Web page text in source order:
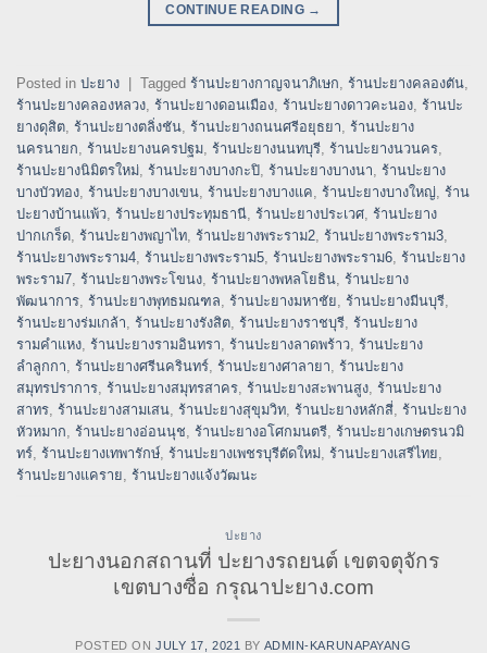
CONTINUE READING →
Posted in ปะยาง Tagged ร้านปะยางกาญจนาภิเษก, ร้านปะยางคลองตัน,
ร้านปะยางคลองหลวง, ร้านปะยางดอนเมือง, ร้านปะยางดาวคะนอง, ร้านปะ
ยางดุสิต, ร้านปะยางตลิ่งชัน, ร้านปะยางถนนศรีอยุธยา, ร้านปะยาง
นครนายก, ร้านปะยางนครปฐม, ร้านปะยางนนทบุรี, ร้านปะยางนวนคร,
ร้านปะยางนิมิตรใหม่, ร้านปะยางบางกะปิ, ร้านปะยางบางนา, ร้านปะยาง
บางบัวทอง, ร้านปะยางบางเขน, ร้านปะยางบางแค, ร้านปะยางบางใหญ่, ร้าน
ปะยางบ้านแพ้ว, ร้านปะยางประทุมธานี, ร้านปะยางประเวศ, ร้านปะยาง
ปากเกร็ด, ร้านปะยางพญาไท, ร้านปะยางพระราม2, ร้านปะยางพระราม3,
ร้านปะยางพระราม4, ร้านปะยางพระราม5, ร้านปะยางพระราม6, ร้านปะยาง
พระราม7, ร้านปะยางพระโขนง, ร้านปะยางพหลโยธิน, ร้านปะยาง
พัฒนาการ, ร้านปะยางพุทธมณฑล, ร้านปะยางมหาชัย, ร้านปะยางมีนบุรี,
ร้านปะยางร่มเกล้า, ร้านปะยางรังสิต, ร้านปะยางราชบุรี, ร้านปะยาง
รามคำแหง, ร้านปะยางรามอินทรา, ร้านปะยางลาดพร้าว, ร้านปะยาง
ลำลูกกา, ร้านปะยางศรีนครินทร์, ร้านปะยางศาลายา, ร้านปะยาง
สมุทรปราการ, ร้านปะยางสมุทรสาคร, ร้านปะยางสะพานสูง, ร้านปะยาง
สาทร, ร้านปะยางสามเสน, ร้านปะยางสุขุมวิท, ร้านปะยางหลักสี่, ร้านปะยาง
หัวหมาก, ร้านปะยางอ่อนนุช, ร้านปะยางอโศกมนตรี, ร้านปะยางเกษตรนวมิ
ทร์, ร้านปะยางเทพารักษ์, ร้านปะยางเพชรบุรีตัดใหม่, ร้านปะยางเสรีไทย,
ร้านปะยางแคราย, ร้านปะยางแจ้งวัฒนะ
ปะยาง
ปะยางนอกสถานที่ ปะยางรถยนต์ เขตจตุจักร
เขตบางซื่อ กรุณาปะยาง.com
POSTED ON JULY 17, 2021 BY ADMIN-KARUNAPAYANG